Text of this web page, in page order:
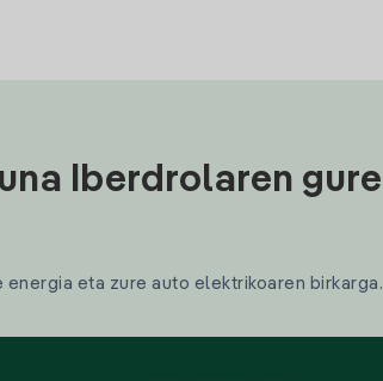
Iberdrolaren gure
eta zure auto elektrikoaren birkarga.